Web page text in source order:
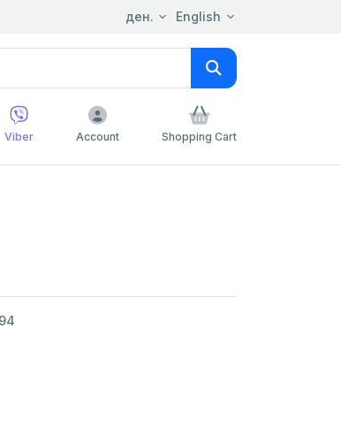
ден. English
Viber Account Shopping Cart